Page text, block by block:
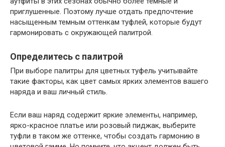
приглушенные. Поэтому лучше отдать предпочтение
насыщенным темным оттенкам туфлей, которые будут
гармонировать с окружающей палитрой.
Определитесь с палитрой
При выборе палитры для цветных туфель учитывайте
такие факторы, как цвет самых ярких элементов вашего
наряда и ваш личный стиль.
Если ваш наряд содержит яркие элементы, например,
ярко-красное платье или розовый пиджак, выберите
туфли в таком же оттенке, чтобы создать гармонию в